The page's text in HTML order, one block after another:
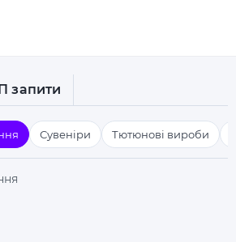
запити
Сувеніри Тютюнові вироби